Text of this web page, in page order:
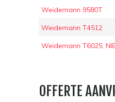
Weidemann 9580T
Weidemann T4512
Weidemann T6025.
OFFERTE